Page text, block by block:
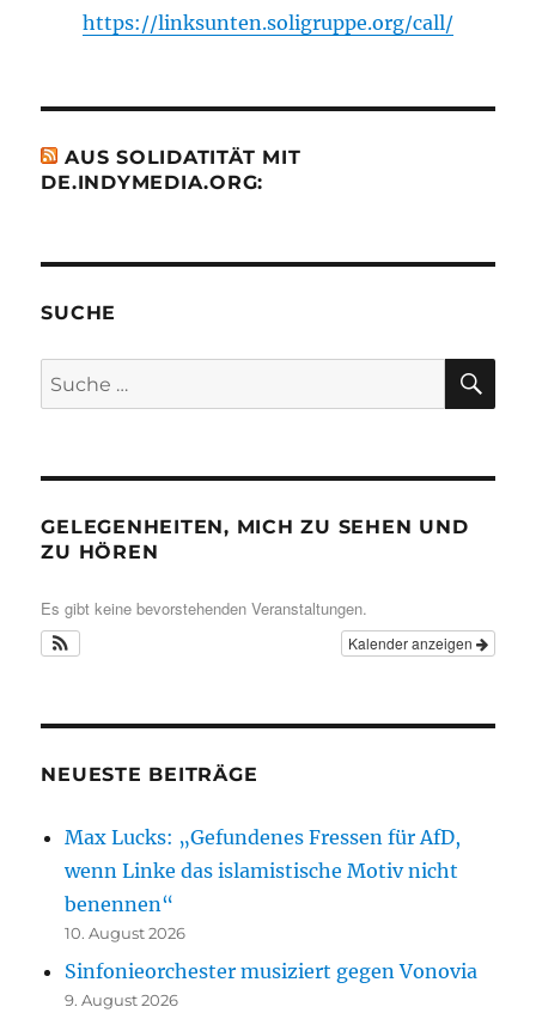
https://linksunten.soligruppe.org/call/
AUS SOLIDATITÄT MIT
DE.INDYMEDIA.ORG:
SUCHE
Suche
nach:
GELEGENHEITEN, MICH ZU SEHEN UND
ZU HÖREN
Es gibt keine bevorstehenden Veranstaltungen.
Kalender anzeigen
NEUESTE BEITRÄGE
Max Lucks: „Gefundenes Fressen für AfD,
wenn Linke das islamistische Motiv nicht
benennen“
10. August 2026
Sinfonieorchester musiziert gegen Vonovia
9. August 2026